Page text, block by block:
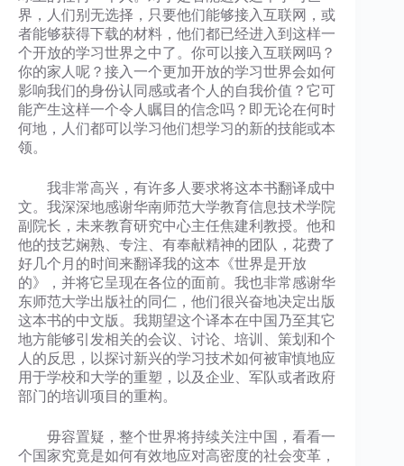
界，人们别无选择，只要他们能够接入互联网，或
者能够获得下载的材料，他们都已经进入到这样一
个开放的学习世界之中了。你可以接入互联网吗？
你的家人呢？接入一个更加开放的学习世界会如何
影响我们的身份认同感或者个人的自我价值？它可
能产生这样一个令人瞩目的信念吗？即无论在何时
何地，人们都可以学习他们想学习的新的技能或本
领。
我非常高兴，有许多人要求将这本书翻译成中
文。我深深地感谢华南师范大学教育信息技术学院
副院长，未来教育研究中心主任焦建利教授。他和
他的技艺娴熟、专注、有奉献精神的团队，花费了
好几个月的时间来翻译我的这本《世界是开放
的》，并将它呈现在各位的面前。我也非常感谢华
东师范大学出版社的同仁，他们很兴奋地决定出版
这本书的中文版。我期望这个译本在中国乃至其它
地方能够引发相关的会议、讨论、培训、策划和个
人的反思，以探讨新兴的学习技术如何被审慎地应
用于学校和大学的重塑，以及企业、军队或者政府
部门的培训项目的重构。
毋容置疑，整个世界将持续关注中国，看看一
个国家究竟是如何有效地应对高密度的社会变革，